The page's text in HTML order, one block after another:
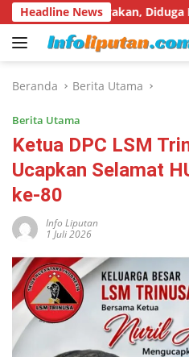
Langsung
ke
konten
Headline News
Diduga Digelapkan
Beranda Berita Utama
Berita Utama
Ketua DPC LSM
Ucapkan Selamat
ke-80
Info Liputan
1 Juli 2026